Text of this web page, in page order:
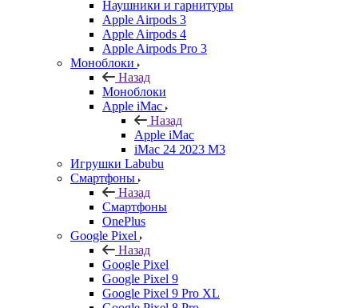
Наушники и гарнитуры
Apple Airpods 3
Apple Airpods 4
Apple Airpods Pro 3
Моноблоки
Назад
Моноблоки
Apple iMac
Назад
Apple iMac
iMac 24 2023 M3
Игрушки Labubu
Смартфоны
Назад
Смартфоны
OnePlus
Google Pixel
Назад
Google Pixel
Google Pixel 9
Google Pixel 9 Pro XL